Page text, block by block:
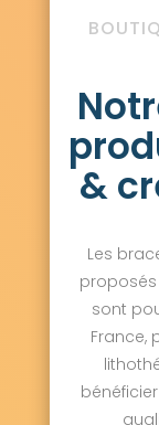
&
Les
sont
France,